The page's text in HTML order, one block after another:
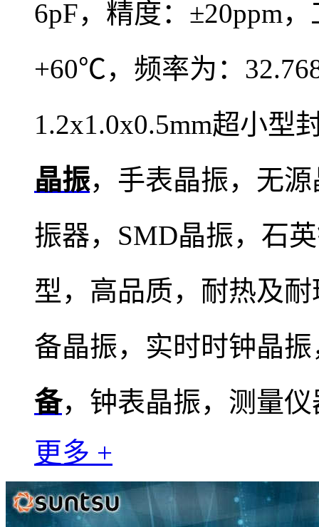
6pF，精度：±20ppm
+60℃，频率为：
1.2x1.0x0.5mm超小型
晶振，手表晶振， 无
振器，SMD晶振，石
型，高品质，耐热及
备晶振，实时时钟晶
备，钟表晶振，测量
更多 +